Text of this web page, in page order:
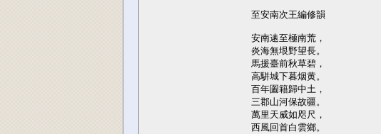
至安南次王編修韻
安南逺至極南荒，
炎海無垠野望長。
馬援臺前秋草碧，
高駢城下暮烟黄。
百年圗籍歸中土，
三郡山河保故疆。
萬里天威如咫尺，
西風回首白雲鄉。